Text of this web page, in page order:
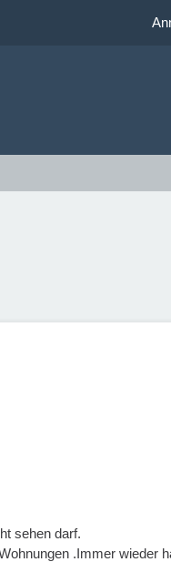
sehen darf.
.Immer wieder